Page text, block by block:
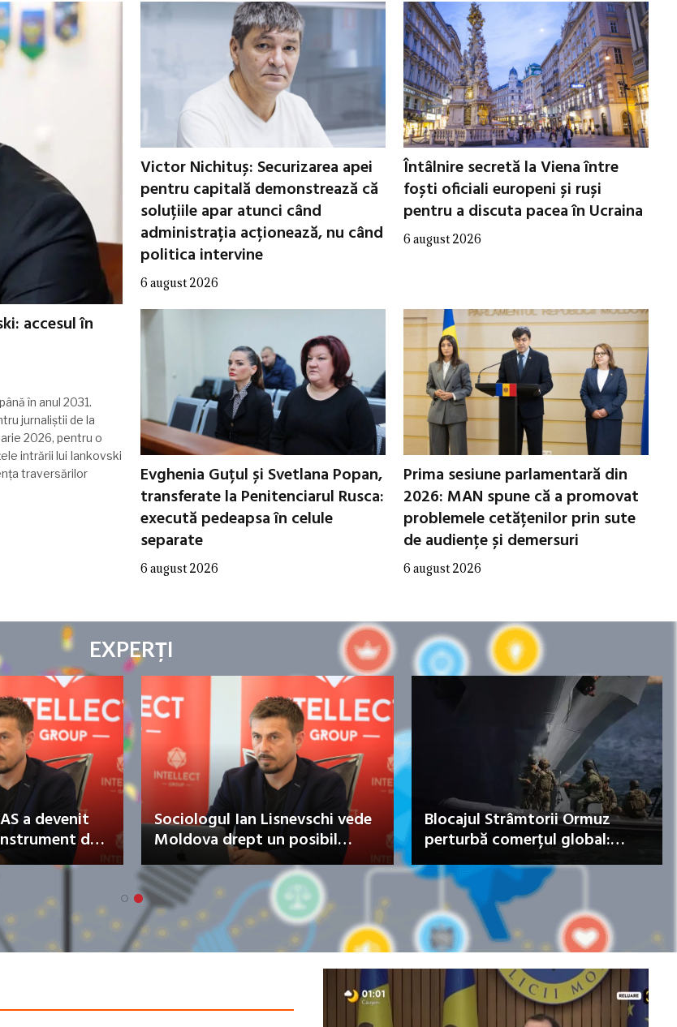
accesul în
în anul 2031.
jurnaliștii de la
2026, pentru o
intrării lui Iankovski
traversărilor
Victor Nichituș: Securizarea apei
pentru capitală demonstrează că
soluțiile apar atunci când
administrația acționează, nu când
politica intervine
6 august 2026
Întâlnire secretă la Viena între
foști oficiali europeni și ruși
pentru a discuta pacea în Ucraina
6 august 2026
Evghenia Guțul și Svetlana Popan,
transferate la Penitenciarul Rusca:
execută pedeapsa în celule
separate
6 august 2026
Prima sesiune parlamentară din
2026: MAN spune că a promovat
problemele cetățenilor prin sute
de audiențe și demersuri
6 august 2026
EXPERȚI
Gagauz în
de Başcan
Deputatul Partidului Nostru
cere transparență în
gestionarea unui proiect rutier
de 143 de milioane de lei
Ian Lisnevschi: Doar 31% dintre
cetățeni mai au încredere în
procesul electoral